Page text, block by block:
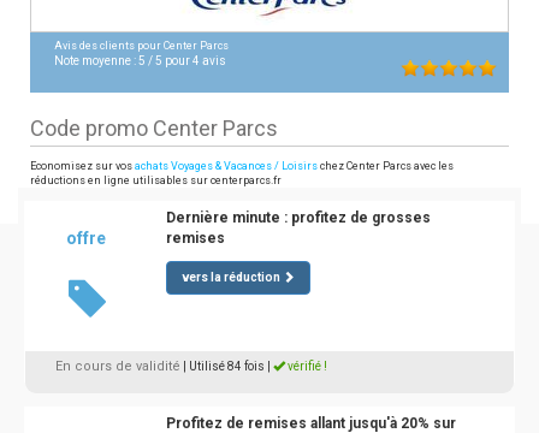
Avis des clients pour Center Parcs
Note moyenne :5 /5 pour4 avis
Code promo Center Parcs
Economisez sur vos achats Voyages & Vacances / Loisirs chez Center Parcs avec les
réductions en ligne utilisables sur centerparcs.fr
offre
Dernière minute : profitez de grosses
remises
vers la réduction
En cours de validité | Utilisé 84 fois vérifié !
Profitez de remises allant jusqu'à 20% sur